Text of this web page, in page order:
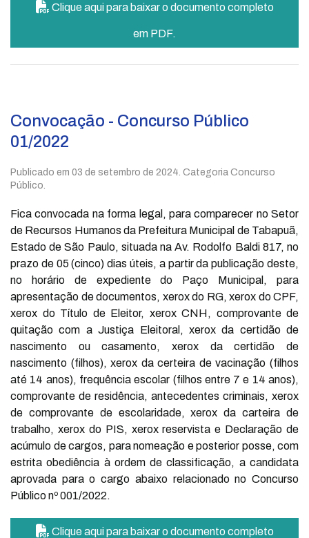
Clique aqui para baixar o documento completo
em PDF.
Convocação - Concurso Público
01/2022
Publicado em 03 de setembro de 2024 . Categoria Concurso
Público.
Fica convocada na forma legal, para comparecer no Setor
de Recursos Humanos da Prefeitura Municipal de Tabapuã,
Estado de São Paulo, situada na Av. Rodolfo Baldi 817, no
prazo de 05 (cinco) dias úteis, a partir da publicação deste,
no horário de expediente do Paço Municipal, para
apresentação de documentos, xerox do RG, xerox do CPF,
xerox do Título de Eleitor, xerox CNH, comprovante de
quitação com a Justiça Eleitoral, xerox da certidão de
nascimento ou casamento, xerox da certidão de
nascimento (filhos), xerox da certeira de vacinação (filhos
até 14 anos), frequência escolar (filhos entre 7 e 14 anos),
comprovante de residência, antecedentes criminais, xerox
de comprovante de escolaridade, xerox da carteira de
trabalho, xerox do PIS, xerox reservista e Declaração de
acúmulo de cargos, para nomeação e posterior posse, com
estrita obediência à ordem de classificação, a candidata
aprovada para o cargo abaixo relacionado no Concurso
Público nº 001/2022.
Clique aqui para baixar o documento completo